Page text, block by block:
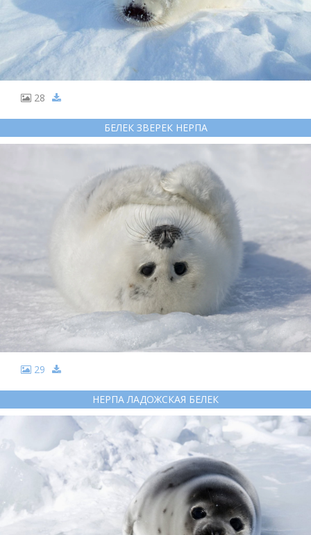
28
БЕЛЕК ЗВЕРЕК НЕРПА
29
НЕРПА ЛАДОЖСКАЯ БЕЛЕК